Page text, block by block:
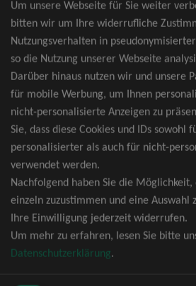
wider Erwarten doch
sein, erhalten Sie von
nächst bessere
kostenfrei und völlig
TOP-Events
André Rieu Tickets
David Garrett Tickets
Andrea Berg Tickets
Backstreet Boys Tickets
Unheilig Tickets
Santiano Tickets
Um unsere Webseite für Sie weiter
bitten wir um Ihre widerrufliche
Nutzungsverhalten in
so die Nutzung unserer Webseite
Darüber hinaus nutzen wir und unsere
für mobile Werbung, um Ihnen
nicht-personalisierte Anzeigen zu
Sie, dass diese Cookies und IDs sowohl
personalisierter als auch für nicht-
verwendet werden.
Nachfolgend haben Sie die Möglichkeit,
einzeln zuzustimmen und eine Auswahl
Ihre Einwilligung jederzeit widerrufen.
Um mehr zu erfahren, lesen Sie bitte
Datenschutzerklärung.